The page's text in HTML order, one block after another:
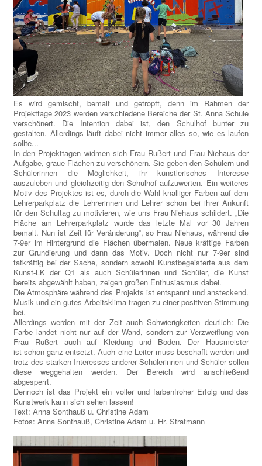
Es wird gemischt, bemalt und getropft, denn im Rahmen der
Projekttage 2023 werden verschiedene Bereiche der St. Anna Schule
verschönert. Die Intention dabei ist, den Schulhof bunter zu
gestalten. Allerdings läuft dabei nicht immer alles so, wie es laufen
sollte...
In den Projekttagen widmen sich Frau Rußert und Frau Niehaus der
Aufgabe, graue Flächen zu verschönern. Sie geben den Schülern und
Schülerinnen die Möglichkeit, ihr künstlerisches Interesse
auszuleben und gleichzeitig den Schulhof aufzuwerten. Ein weiteres
Motiv des Projektes ist es, durch die Wahl knalliger Farben auf dem
Lehrerparkplatz die Lehrerinnen und Lehrer schon bei ihrer Ankunft
für den Schultag zu motivieren, wie uns Frau Niehaus schildert. „Die
Fläche am Lehrerparkplatz wurde das letzte Mal vor 30 Jahren
bemalt. Nun ist Zeit für Veränderung“, so Frau Niehaus, während die
7-9er im Hintergrund die Flächen übermalen. Neue kräftige Farben
zur Grundierung und dann das Motiv. Doch nicht nur 7-9er sind
tatkräftig bei der Sache, sondern sowohl Kunstbegeisterte aus dem
Kunst-LK der Q1 als auch Schülerinnen und Schüler, die Kunst
bereits abgewählt haben, zeigen großen Enthusiasmus dabei.
Die Atmosphäre während des Projekts ist entspannt und ansteckend.
Musik und ein gutes Arbeitsklima tragen zu einer positiven Stimmung
bei.
Allerdings werden mit der Zeit auch Schwierigkeiten deutlich: Die
Farbe landet nicht nur auf der Wand, sondern zur Verzweiflung von
Frau Rußert auch auf Kleidung und Boden. Der Hausmeister
ist schon ganz entsetzt. Auch eine Leiter muss beschafft werden und
trotz des starken Interesses anderer Schülerinnen und Schüler sollen
diese weggehalten werden. Der Bereich wird anschließend
abgesperrt.
Dennoch ist das Projekt ein voller und farbenfroher Erfolg und das
Kunstwerk kann sich sehen lassen!
Text: Anna Sonthauß u. Christine Adam
Fotos: Anna Sonthauß, Christine Adam u. Hr. Stratmann